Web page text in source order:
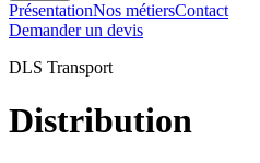
PrésentationNos métiersContact
Demander un devis
DLS Transport
Distribution